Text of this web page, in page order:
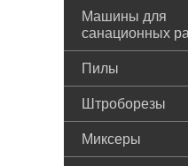
Машины для
санационных
Пилы
Штроборезы
Миксеры